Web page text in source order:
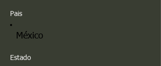
Pais
México
Estado